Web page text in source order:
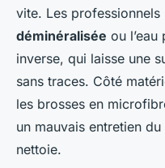
vite. Les professionnels
déminéralisée ou
inverse, qui laisse une
sans traces. Côté
les brosses en
un mauvais entretien
nettoie.